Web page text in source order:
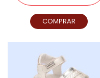
COMPRAR